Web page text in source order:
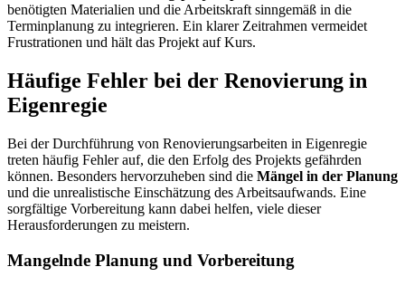
benötigten Materialien und die Arbeitskraft sinngemäß in die
Terminplanung zu integrieren. Ein klarer Zeitrahmen vermeidet
Frustrationen und hält das Projekt auf Kurs.
Häufige Fehler bei der Renovierung in
Eigenregie
Bei der Durchführung von Renovierungsarbeiten in Eigenregie
treten häufig Fehler auf, die den Erfolg des Projekts gefährden
können. Besonders hervorzuheben sind die Mängel in der Planung
und die unrealistische Einschätzung des Arbeitsaufwands. Eine
sorgfältige Vorbereitung kann dabei helfen, viele dieser
Herausforderungen zu meistern.
Mangelnde Planung und Vorbereitung